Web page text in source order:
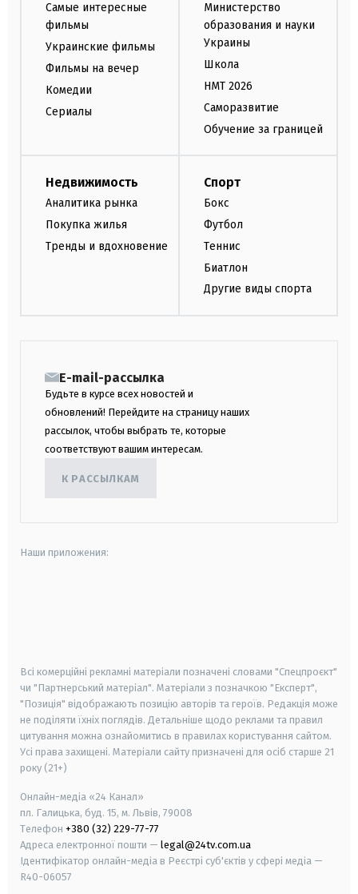
Самые интересные
фильмы
Украинские фильмы
Фильмы на вечер
Комедии
Сериалы
Министерство
образования и науки
Украины
Школа
НМТ 2026
Саморазвитие
Обучение за границей
Недвижимость
Аналитика рынка
Покупка жилья
Тренды и вдохновение
Спорт
Бокс
Футбол
Теннис
Биатлон
Другие виды спорта
E-mail-рассылка
Будьте в курсе всех новостей и
обновлений! Перейдите на страницу наших
рассылок, чтобы выбрать те, которые
соответствуют вашим интересам.
К РАССЫЛКАМ
Наши приложения:
Всі комерційні рекламні матеріали позначені словами "Спецпроєкт"
чи "Партнерський матеріал". Матеріали з позначкою "Експерт",
"Позиція" відображають позицію авторів та героїв. Редакція може
не поділяти їхніх поглядів. Детальніше щодо реклами та правил
цитування можна ознайомитись в правилах користування сайтом.
Усі права захищені. Матеріали сайту призначені для осіб старше 21
року (21+)
Онлайн-медіа «24 Канал»
пл. Галицька, буд. 15, м. Львів, 79008
Телефон +380 (32) 229-77-77
Адреса електронної пошти — legal@24tv.com.ua
Ідентифікатор онлайн-медіа в Реєстрі суб'єктів у сфері медіа —
R40-06057